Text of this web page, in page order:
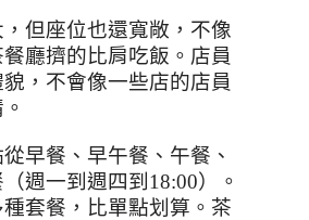
但座位也還寬敞，不像
廳擠的比肩吃飯。店員
，不會像一些店的店員
早餐、早午餐、午餐、
週一到週四到 18:00）。
套餐，比單點划算。茶